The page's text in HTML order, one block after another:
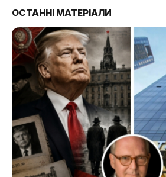
ОСТАННІ МАТЕРІАЛИ